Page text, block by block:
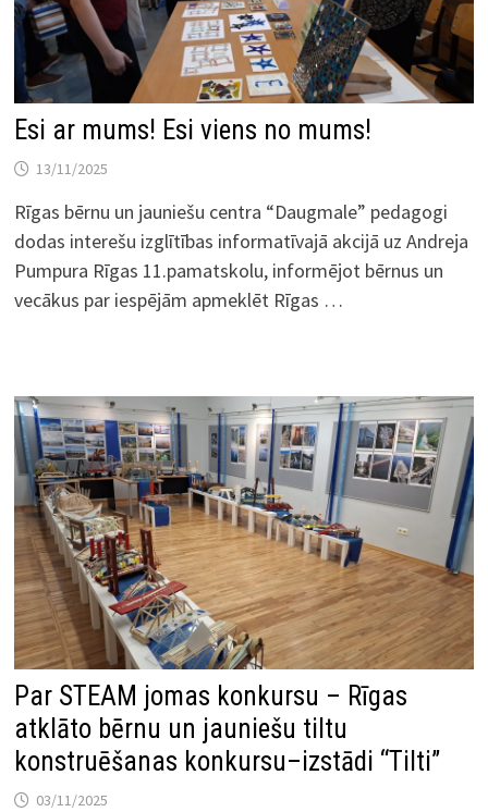
Esi ar mums! Esi viens no mums!
13/11/2025
Rīgas bērnu un jauniešu centra “Daugmale” pedagogi
dodas interešu izglītības informatīvajā akcijā uz Andreja
Pumpura Rīgas 11.pamatskolu, informējot bērnus un
vecākus par iespējām apmeklēt Rīgas …
Par STEAM jomas konkursu – Rīgas
atklāto bērnu un jauniešu tiltu
konstruēšanas konkursu–izstādi “Tilti”
03/11/2025